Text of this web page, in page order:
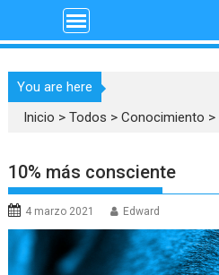
You are here
Inicio >Todos >Conocimiento >
10% más consciente
4 marzo 2021 Edward